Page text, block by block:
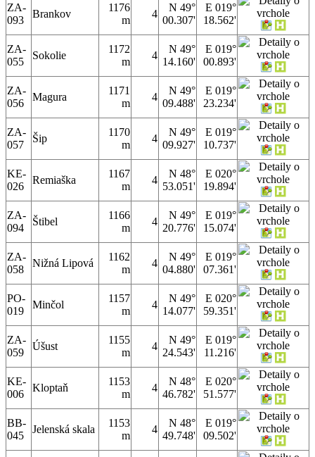
ZA-
093
Brankov
1176
m
4
N 49°
00.307'
E 019°
18.562'
ZA-
055
Sokolie
1172
m
4
N 49°
14.160'
E 019°
00.893'
ZA-
056
Magura
1171
m
4
N 49°
09.488'
E 019°
23.234'
ZA-
057
Šip
1170
m
4
N 49°
09.927'
E 019°
10.737'
KE-
026
Remiaška
1167
m
4
N 48°
53.051'
E 020°
19.894'
ZA-
094
Štibel
1166
m
4
N 49°
20.776'
E 019°
15.074'
ZA-
058
Nižná Lipová
1162
m
4
N 49°
04.880'
E 019°
07.361'
PO-
019
Minčol
1157
m
4
N 49°
14.077'
E 020°
59.351'
ZA-
059
Úšust
1155
m
4
N 49°
24.543'
E 019°
11.216'
KE-
006
Kloptaň
1153
m
4
N 48°
46.782'
E 020°
51.577'
BB-
045
Jelenská skala
1153
m
4
N 48°
49.748'
E 019°
09.502'